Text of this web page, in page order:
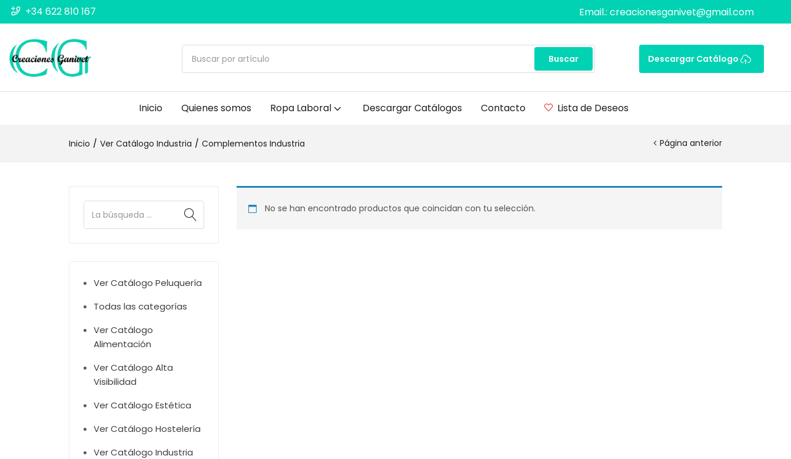
+34 622 810 167 Email.: creacionesganivet@gmail.com
Buscar Descargar Catálogo
Inicio Quienes somos Ropa Laboral Descargar Catálogos Contacto Lista de Deseos
Inicio Ver Catálogo Industria Complementos Industria Página anterior
Ver Catálogo Peluquería
Todas las categorías
Ver Catálogo
Alimentación
Ver Catálogo Alta
Visibilidad
Ver Catálogo Estética
Ver Catálogo Hostelería
Ver Catálogo Industria
No se han encontrado productos que coincidan con tu selección.